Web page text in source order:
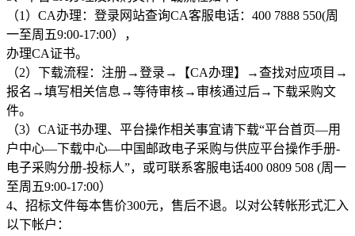
（1）CA办理：登录网站查询CA客服电话：400 7888 550(周
一至周五9:00-17:00），
办理CA证书。
（2）下载流程：注册→登录→【CA办理】→查找对应项目→
报名→填写相关信息→等待审核→审核通过后→下载采购文
件。
（3）CA证书办理、平台操作相关事宜请下载“平台首页—用
户中心—下载中心—中国邮政电子采购与供应平台操作手册-
电子采购分册-投标人”，或可联系客服电话400 0809 508 (周一
至周五9:00-17:00）
4、招标文件每本售价300元，售后不退。以对公转帐形式汇入
以下帐户：